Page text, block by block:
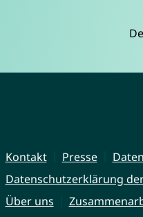
Kontakt Presse
Datenschutzerklärung
Über uns